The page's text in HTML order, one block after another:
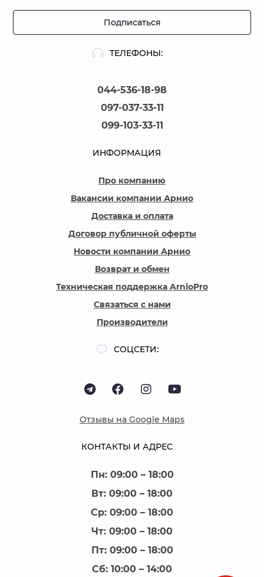
ТЕЛЕФОНЫ:
044-536-18-98
097-037-33-11
099-103-33-11
Подписаться
КОНТАКТЫ И АДРЕС
Пн: 09:00 – 18:00
Вт: 09:00 – 18:00
Ср: 09:00 – 18:00
Чт: 09:00 – 18:00
Пт: 09:00 – 18:00
Сб: 10:00 – 14:00
ИНФОРМАЦИЯ
Про компанию
Вакансии компании Арнио
Доставка и оплата
Договор публичной оферты
Новости компании Арнио
Возврат и обмен
Техническая поддержка ArnioPro
Связаться с нами
Производители
СОЦСЕТИ:
Отзывы на Google Maps